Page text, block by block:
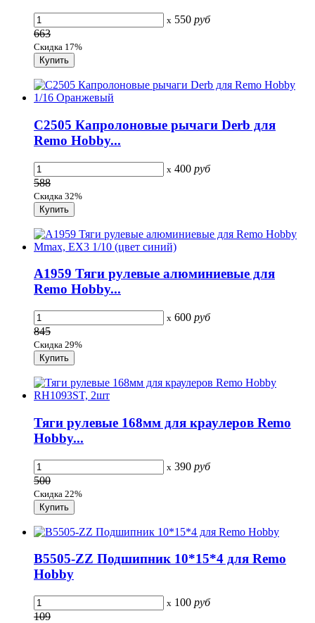
x 550 руб
663
Скидка 17%
C2505 Капролоновые рычаги Derb для
Remo Hobby...
x 400 руб
588
Скидка 32%
A1959 Тяги рулевые алюминиевые для
Remo Hobby...
x 600 руб
845
Скидка 29%
Тяги рулевые 168мм для краулеров Remo
Hobby...
x 390 руб
500
Скидка 22%
B5505-ZZ Подшипник 10*15*4 для Remo
Hobby
x 100 руб
109